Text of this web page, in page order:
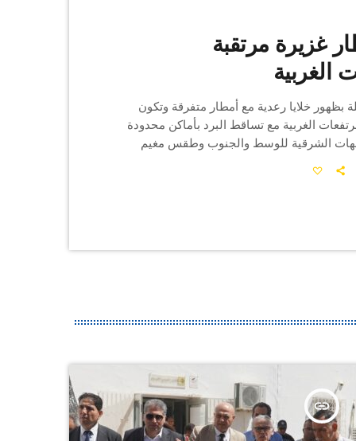
غزيرة مرتقبة
الغربية
بظهور خلايا رعدية مع أمطار متفرقة وتكون
الغربية مع تساقط البرد بأماكن محدودة
الشرقية للوسط والجنوب وطقس مغيم
الشرقي بالجنوب ضعيفة فمعتدلة وتتجاوز
insert_link